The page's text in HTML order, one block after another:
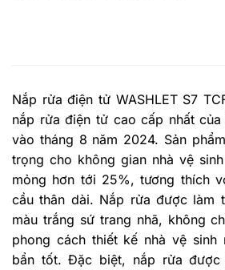
Nắp rửa điện tử WASHLET S7
nắp rửa điện tử cao cấp nhất
vào tháng 8 năm 2024. Sản
trọng cho không gian nhà vệ
mỏng hơn tới 25%, tương thích
cầu thân dài. Nắp rửa được làm
màu trắng sứ trang nhã, không
phong cách thiết kế nhà vệ sinh
bẩn tốt. Đặc biệt, nắp rửa được